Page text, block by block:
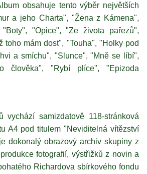
obsahuje tento výběr největších
a jeho Charta", "Žena z Kámena",
"Boty", "Opice", "Ze života pařezů",
toho mám dost", "Touha", "Holky pod
a smíchu", "Slunce", "Mně se líbí",
člověka", "Rybí plíce", "Epizoda
samizdatově 118-stránková
A4 pod titulem "Neviditelná vítězství
dokonalý obrazový archiv skupiny z
fotografií, výstřižků z novin a
Richardova sbírkového fondu